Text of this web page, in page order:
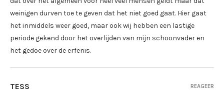
weinigen durven toe te geven dat het niet goed gaat. Hier gaat
het inmiddels weer goed, maar ook wij hebben een lastige
periode gekend door het overlijden van mijn schoonvader en
het gedoe over de erfenis.
TESS REAGEER